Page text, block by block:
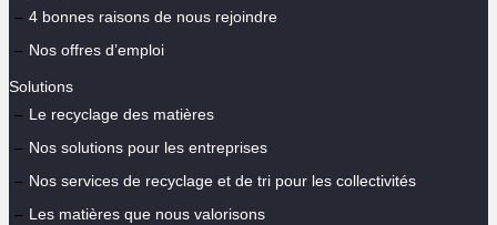
4 bonnes raisons de nous rejoindre
Nos offres d’emploi
Solutions
Le recyclage des matières
Nos solutions pour les entreprises
Nos services de recyclage et de tri pour les collectivités
Les matières que nous valorisons